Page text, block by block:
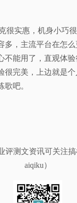
很实惠，机身小巧
多，主流平台在怎么
不能用了，直观体验
很完美，上边就是
歌吧。
评测文资讯可关注
aiqiku）